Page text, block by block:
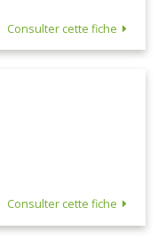
Consulter cette fiche
Consulter cette fiche